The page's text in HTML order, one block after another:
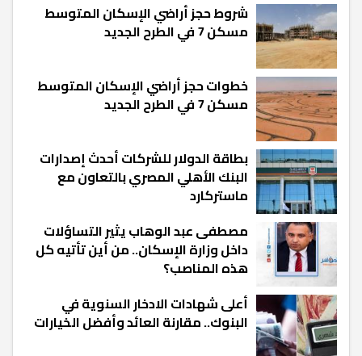
شروط حجز أراضي الإسكان المتوسط
مسكن 7 في الطرح الجديد
خطوات حجز أراضي الإسكان المتوسط
مسكن 7 في الطرح الجديد
بطاقة الدولار للشركات أحدث إصدارات
البنك الأهلي المصري بالتعاون مع
ماستركارد
مصطفى عبد الوهاب يثير التساؤلات
داخل وزارة الإسكان.. من أين تأتيه كل
هذه المناصب؟
أعلى شهادات الادخار السنوية في
البنوك.. مقارنة العائد وأفضل الخيارات